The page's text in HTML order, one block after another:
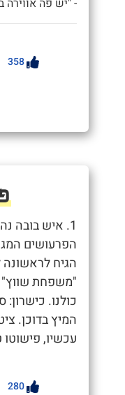
358
1. איש בובה
הפרעושים
הגיח לראשונה
"משפחת שווץ"
כולנו.
המיץ בדוכן.
עכשיו,
280